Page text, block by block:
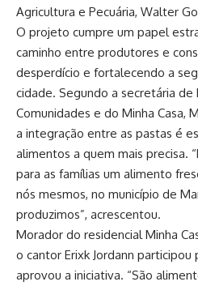
Agricultura e Pecuária, Walter
O projeto cumpre um papel
caminho entre produtores e
desperdício e fortalecendo a
cidade. Segundo a secretária de
Comunidades e do Minha Casa,
a integração entre as pastas é
alimentos a quem mais precisa.
para as famílias um alimento
nós mesmos, no município de
produzimos”, acrescentou.
Morador do residencial Minha
o cantor Erixk Jordann
aprovou a iniciativa. “São